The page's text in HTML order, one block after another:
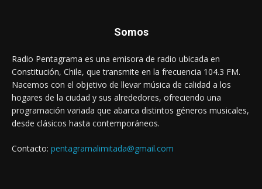
Somos
Radio Pentagrama es una emisora de radio ubicada en
Constitución, Chile, que transmite en la frecuencia 104.3 FM.
Nacemos con el objetivo de llevar música de calidad a los
hogares de la ciudad y sus alrededores, ofreciendo una
programación variada que abarca distintos géneros musicales,
desde clásicos hasta contemporáneos.
Contacto: pentagramalimitada@gmail.com